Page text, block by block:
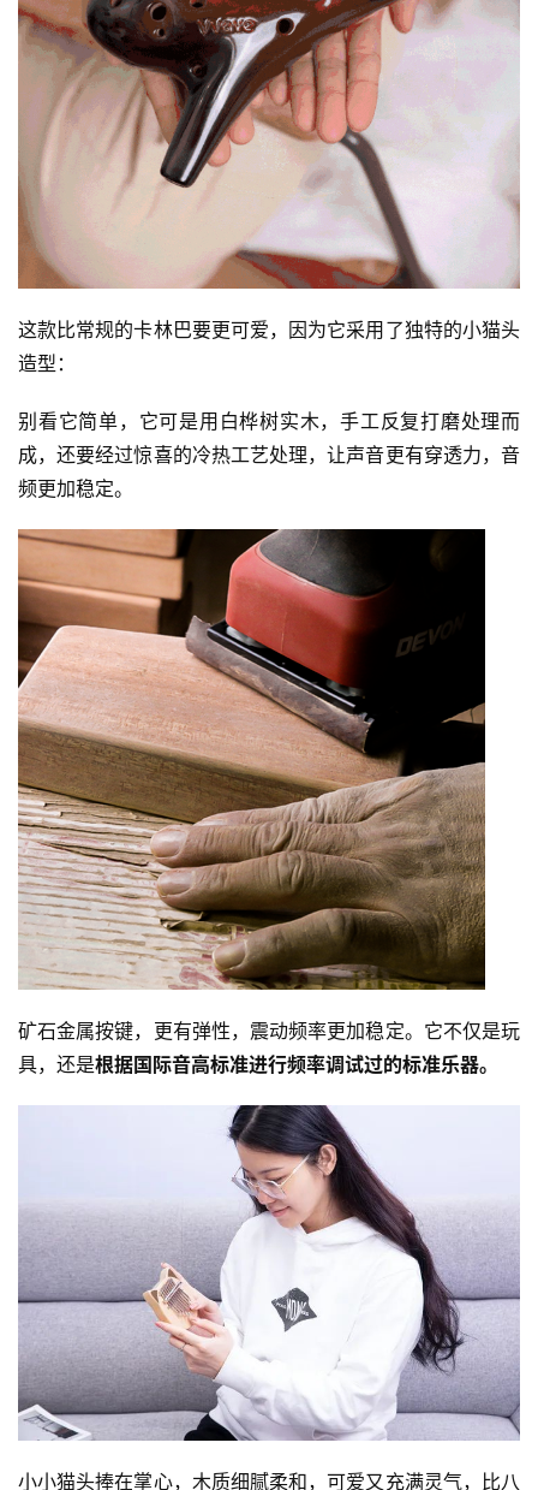
这款比常规的卡林巴要更可爱，因为它采用了独特的小猫头
造型：
别看它简单，它可是用白桦树实木，手工反复打磨处理而
成，还要经过惊喜的冷热工艺处理，让声音更有穿透力，音
频更加稳定。
矿石金属按键，更有弹性，震动频率更加稳定。它不仅是玩
具，还是根据国际音高标准进行频率调试过的标准乐器。
小小猫头捧在掌心，木质细腻柔和，可爱又充满灵气，比八